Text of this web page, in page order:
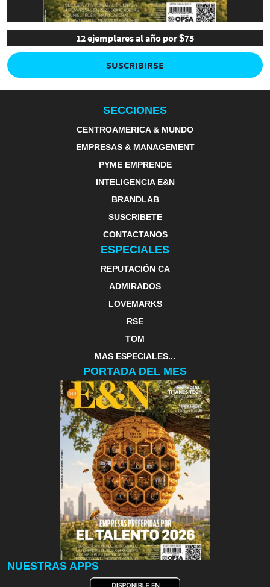
12 ejemplares al año por $75
SUSCRIBIRSE
SECCIONES
CENTROAMERICA & MUNDO
EMPRESAS & MANAGEMENT
PYME EMPRENDE
INTELIGENCIA E&N
BRANDLAB
SUSCRIBETE
CONTACTANOS
ESPECIALES
REPUTACIÓN CA
ADMIRADOS
LOVEMARKS
RSE
TOM
MAS ESPECIALES...
PORTADA DEL MES
NUESTRAS APPS